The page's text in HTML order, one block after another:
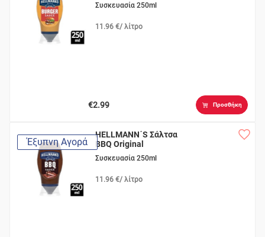
Συσκευασία 250ml
11.96 €/ λίτρο
€2.99 Προσθήκη
Έξυπνη Αγορά
HELLMANN΄S Σάλτσα
BBQ Original
Συσκευασία 250ml
11.96 €/ λίτρο